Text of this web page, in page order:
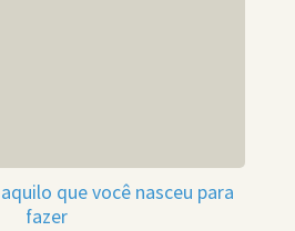
que você nasceu para
fazer